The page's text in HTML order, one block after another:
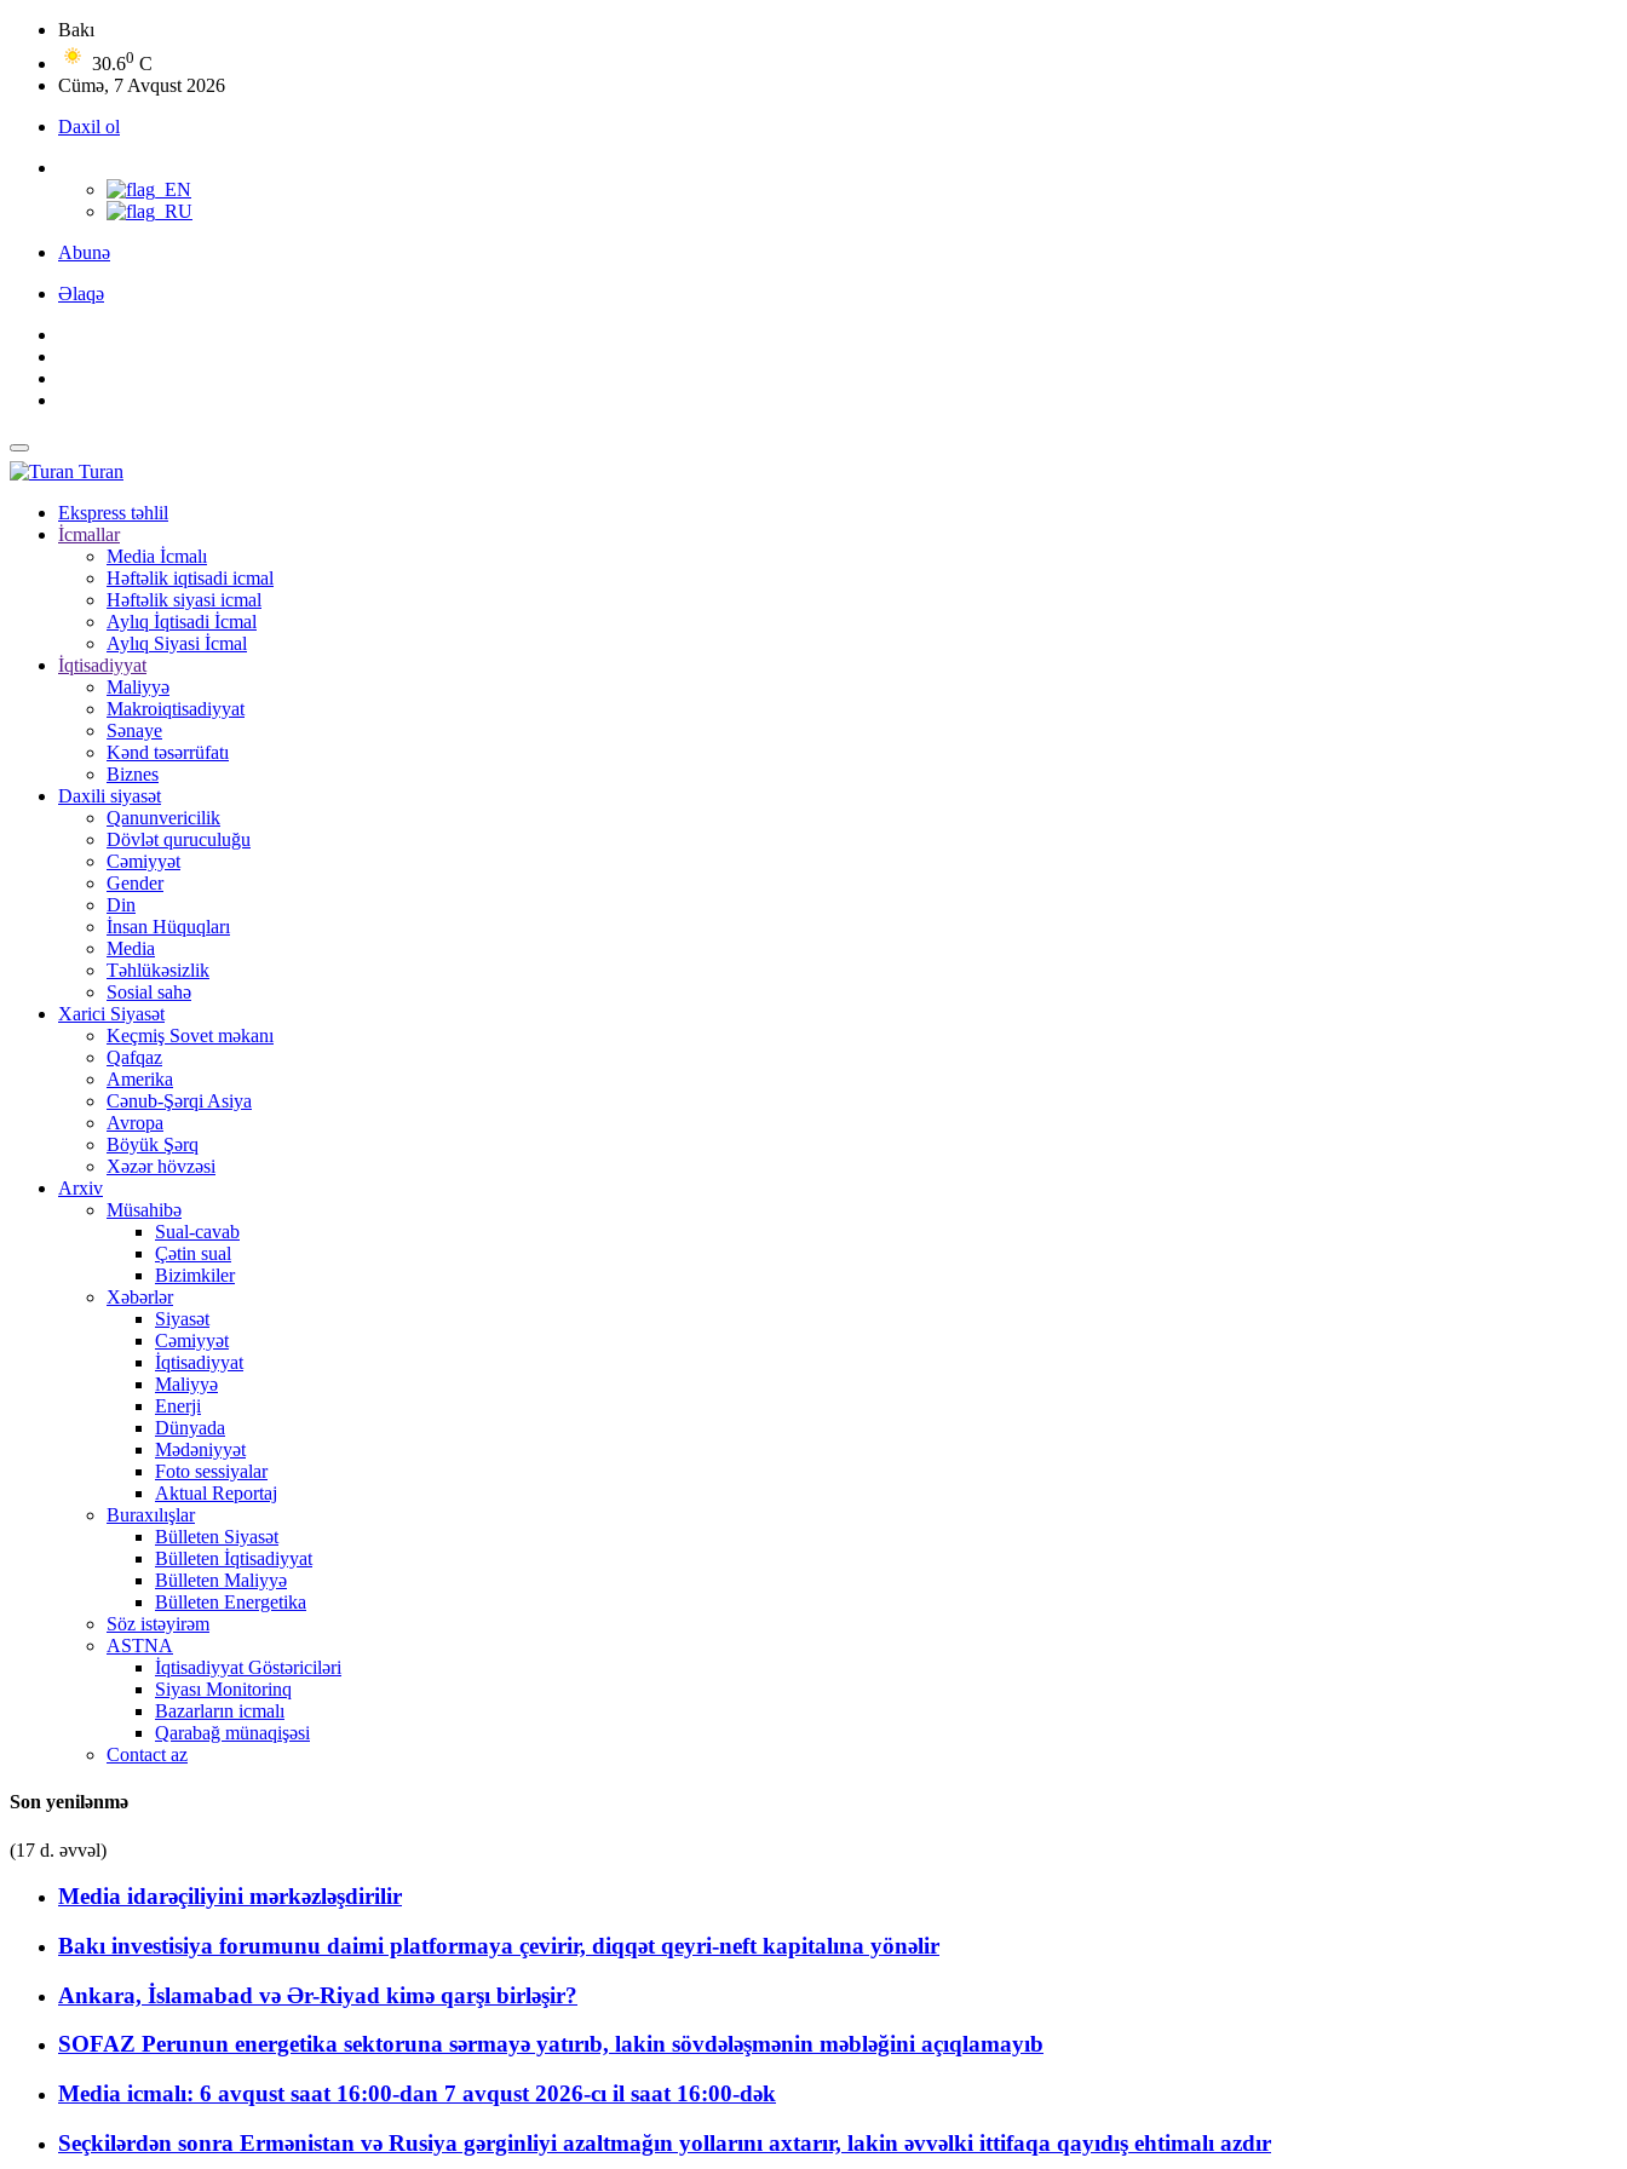
Bakı
30.60 C
Cümə, 7 Avqust 2026
Daxil ol
Abunə
Əlaqə
Turan
Ekspress təhlil
İcmallar
Media İcmalı
Həftəlik iqtisadi icmal
Həftəlik siyasi icmal
Aylıq İqtisadi İcmal
Aylıq Siyasi İcmal
İqtisadiyyat
Maliyyə
Makroiqtisadiyyat
Sənaye
Kənd təsərrüfatı
Biznes
Daxili siyasət
Qanunvericilik
Dövlət quruculuğu
Cəmiyyət
Gender
Din
İnsan Hüquqları
Media
Təhlükəsizlik
Sosial sahə
Xarici Siyasət
Keçmiş Sovet məkanı
Qafqaz
Amerika
Cənub-Şərqi Asiya
Avropa
Böyük Şərq
Xəzər hövzəsi
Arxiv
Müsahibə
Sual-cavab
Çətin sual
Bizimkiler
Xəbərlər
Siyasət
Cəmiyyət
İqtisadiyyat
Maliyyə
Enerji
Dünyada
Mədəniyyət
Foto sessiyalar
Aktual Reportaj
Buraxılışlar
Bülleten Siyasət
Bülleten İqtisadiyyat
Bülleten Maliyyə
Bülleten Energetika
Söz istəyirəm
ASTNA
İqtisadiyyat Göstəriciləri
Siyası Monitorinq
Bazarların icmalı
Qarabağ münaqişəsi
Contact az
Son yenilənmə
(17 d. əvvəl)
Media idarəçiliyini mərkəzləşdirilir
Bakı investisiya forumunu daimi platformaya çevirir, diqqət qeyri-neft kapitalına yönəlir
Ankara, İslamabad və Ər-Riyad kimə qarşı birləşir?
SOFAZ Perunun energetika sektoruna sərmayə yatırıb, lakin sövdələşmənin məbləğini açıqlamayıb
Media icmalı: 6 avqust saat 16:00-dan 7 avqust 2026-cı il saat 16:00-dək
Seçkilərdən sonra Ermənistan və Rusiya gərginliyi azaltmağın yollarını axtarır, lakin əvvəlki ittifaqa qayıdış ehtimalı azdır